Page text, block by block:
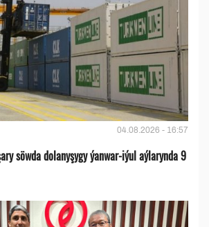
04.08.2026 - 16:57
söwda dolanyşygy ýanwar-iýul aýlarynda 9